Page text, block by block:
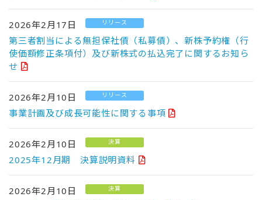
2026年2月17日 リリース
第三者割当による無担保社債（私募債）、新株予約権（行
使価額修正条項付）及び新株式の払込完了に関するお知ら
せ
2026年2月10日 リリース
事業計画及び成長可能性に関する事項
2026年2月10日 決算
2025年12月期 決算説明資料
2026年2月10日 決算